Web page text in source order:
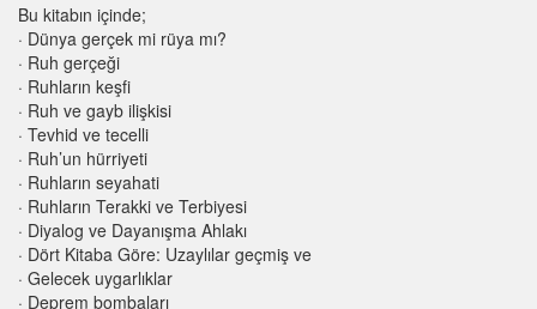
Bu kitabın içinde;
· Dünya gerçek mi rüya mı?
· Ruh gerçeği
· Ruhların keşfi
· Ruh ve gayb ilişkisi
· Tevhid ve tecelli
· Ruh’un hürriyeti
· Ruhların seyahati
· Ruhların Terakki ve Terbiyesi
· Diyalog ve Dayanışma Ahlakı
· Dört Kitaba Göre: Uzaylılar geçmiş ve
· Gelecek uygarlıklar
· Deprem bombaları